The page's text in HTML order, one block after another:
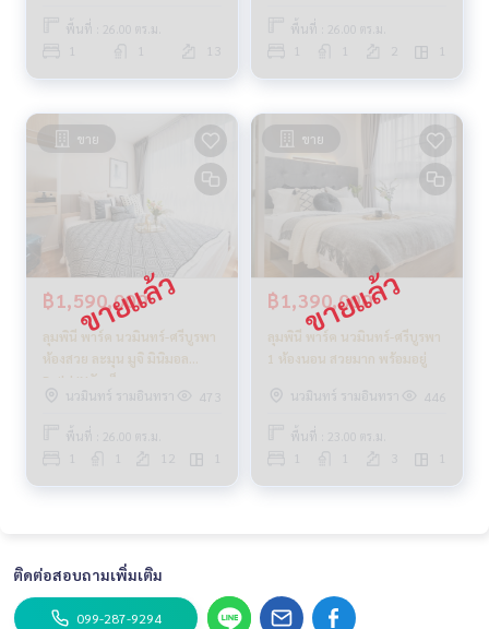
พื้นที่ : 26.00 ตร.ม. พื้นที่ : 26.00 ตร.ม.
ขาย
฿1,590,000
ลุมพินี พาร์ค นวมินทร์-ศรีบูรพา
ห้องสวย ละมุน มูจิ มินิมอล
Build INจัดเต็ม
นวมินทร์ รามอินทรา
473
พื้นที่ : 26.00 ตร.ม.
ขาย
฿1,390,000
ลุมพินี พาร์ค นวมินทร์-ศรีบูรพา
1 ห้องนอน สวยมาก พร้อมอยู่
นวมินทร์ รามอินทรา 446
พื้นที่ : 23.00 ตร.ม.
ติดต่อสอบถามเพิ่มเติม
099-287-9294